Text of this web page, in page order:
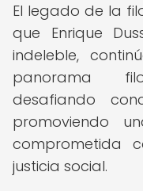
El legado de la
que Enrique
indeleble,
panorama
desafiando
promoviendo
comprometida
justicia social.